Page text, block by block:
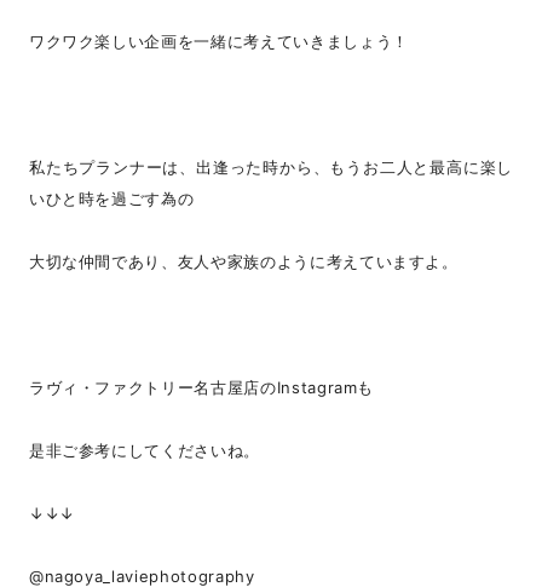
ワクワク楽しい企画を一緒に考えていきましょう！
私たちプランナーは、出逢った時から、もうお二人と最高に楽し
いひと時を過ごす為の
大切な仲間であり、友人や家族のように考えていますよ。
ラヴィ・ファクトリー名古屋店のInstagramも
是非ご参考にしてくださいね。
↓↓↓
@nagoya_laviephotography